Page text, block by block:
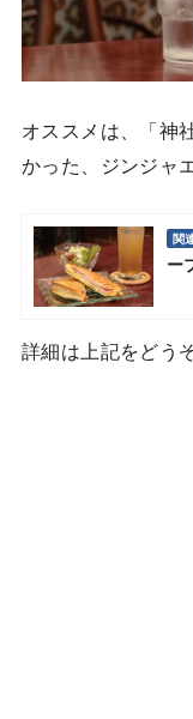
オススメは、「神
かった、ジンジャ
関
ー
詳細は上記をどうぞ